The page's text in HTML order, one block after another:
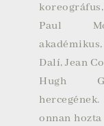
Paul
Dalí,Jean
Hugh
onnan